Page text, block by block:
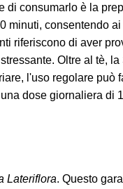
consumarlo è la
minuti, consentendo
riferiscono di aver
Oltre al tè,
l'uso regolare può
dose giornaliera di
Lateriflora. Questo